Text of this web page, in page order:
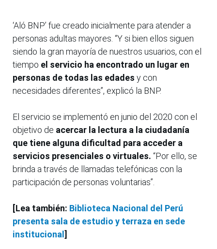
‘Aló BNP’ fue creado inicialmente para atender a
personas adultas mayores. “Y si bien ellos siguen
siendo la gran mayoría de nuestros usuarios, con el
tiempo el servicio ha encontrado un lugar en
personas de todas las edades y con
necesidades diferentes”, explicó la BNP.
El servicio se implementó en junio del 2020 con el
objetivo de acercar la lectura a la ciudadanía
que tiene alguna dificultad para acceder a
servicios presenciales o virtuales. “Por ello, se
brinda a través de llamadas telefónicas con la
participación de personas voluntarias”.
[Lea también: Biblioteca Nacional del Perú
presenta sala de estudio y terraza en sede
institucional ]